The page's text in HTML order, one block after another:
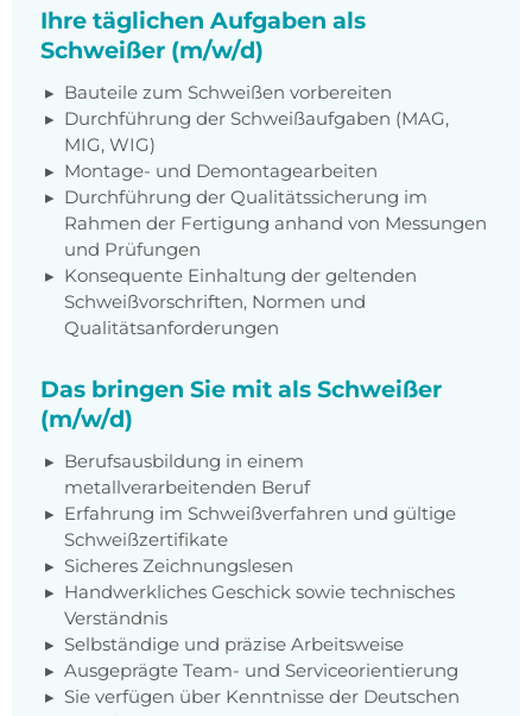
Ihre täglichen Aufgaben als
Schweißer (m/w/d)
Bauteile zum Schweißen vorbereiten
Durchführung der Schweißaufgaben (MAG,
MIG, WIG)
Montage- und Demontagearbeiten
Durchführung der Qualitätssicherung im
Rahmen der Fertigung anhand von Messungen
und Prüfungen
Konsequente Einhaltung der geltenden
Schweißvorschriften, Normen und
Qualitätsanforderungen
Das bringen Sie mit als Schweißer
(m/w/d)
Berufsausbildung in einem
metallverarbeitenden Beruf
Erfahrung im Schweißverfahren und gültige
Schweißzertifikate
Sicheres Zeichnungslesen
Handwerkliches Geschick sowie technisches
Verständnis
Selbständige und präzise Arbeitsweise
Ausgeprägte Team- und Serviceorientierung
Sie verfügen über Kenntnisse der Deutschen